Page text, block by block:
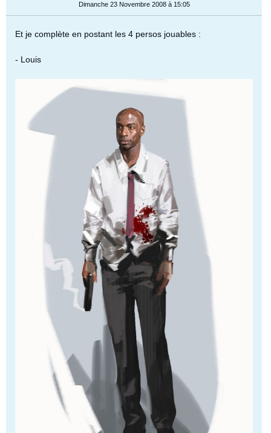
Dimanche 23 Novembre 2008 à 15:05
Et je complète en postant les 4 persos jouables :
- Louis